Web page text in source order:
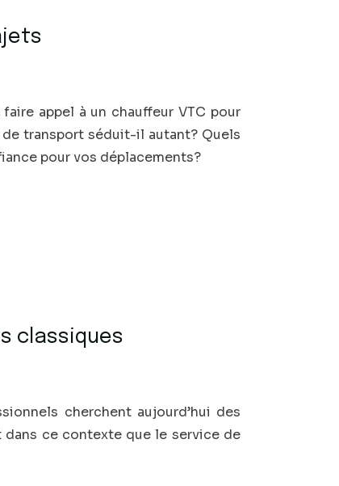
appel à un chauffeur VTC pour
transport séduit-il autant? Quels
pour vos déplacements?
classiques
cherchent aujourd’hui des
ce contexte que le service de